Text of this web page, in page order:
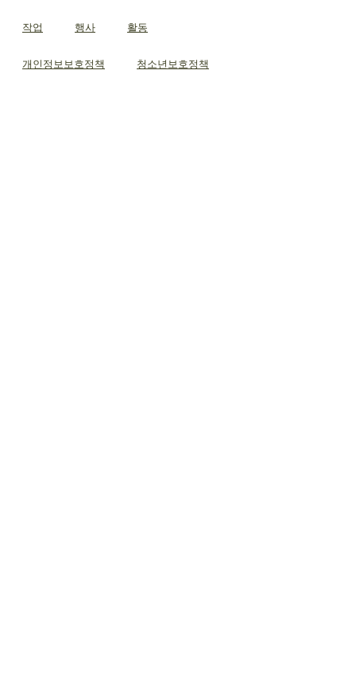
작업 행사 활동
개인정보보호정책 청소년보호정책